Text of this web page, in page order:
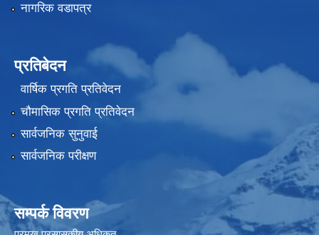
नागरिक वडापत्र
प्रतिबेदन
वार्षिक प्रगति प्रतिवेदन
चौमासिक प्रगति प्रतिवेदन
सार्वजनिक सुनुवाई
सार्वजनिक परीक्षण
सम्पर्क विवरण